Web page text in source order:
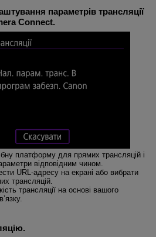
параметрів трансляції
Connect.
платформу для прямих трансляцій і
відповідним чином.
URL-адресу на екрані або вибрати
трансляцій.
трансляції на основі вашого